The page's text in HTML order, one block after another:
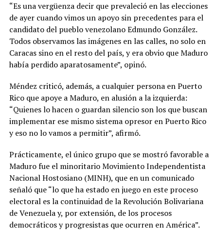
“Es una vergüenza decir que prevaleció en las elecciones
de ayer cuando vimos un apoyo sin precedentes para el
candidato del pueblo venezolano Edmundo González.
Todos observamos las imágenes en las calles, no solo en
Caracas sino en el resto del país, y era obvio que Maduro
había perdido aparatosamente”, opinó.
Méndez criticó, además, a cualquier persona en Puerto
Rico que apoye a Maduro, en alusión a la izquierda:
“Quienes lo hacen o guardan silencio son los que buscan
implementar ese mismo sistema opresor en Puerto Rico
y eso no lo vamos a permitir”, afirmó.
Prácticamente, el único grupo que se mostró favorable a
Maduro fue el minoritario Movimiento Independentista
Nacional Hostosiano (MINH), que en un comunicado
señaló que “lo que ha estado en juego en este proceso
electoral es la continuidad de la Revolución Bolivariana
de Venezuela y, por extensión, de los procesos
democráticos y progresistas que ocurren en América”.